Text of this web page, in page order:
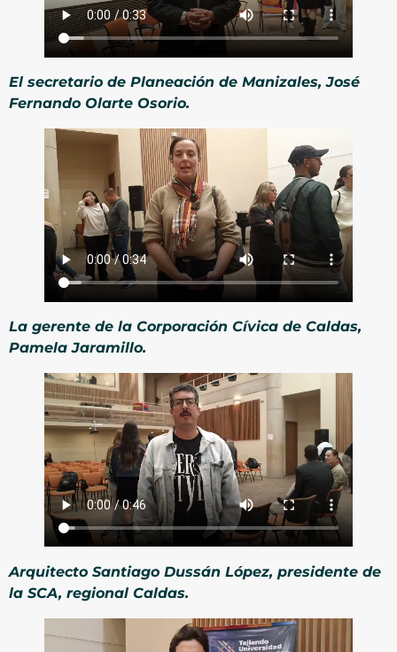
El secretario de Planeación de Manizales, José
Fernando Olarte Osorio.
La gerente de la Corporación Cívica de Caldas,
Pamela Jaramillo.
Arquitecto Santiago Dussán López, presidente de
la SCA, regional Caldas.